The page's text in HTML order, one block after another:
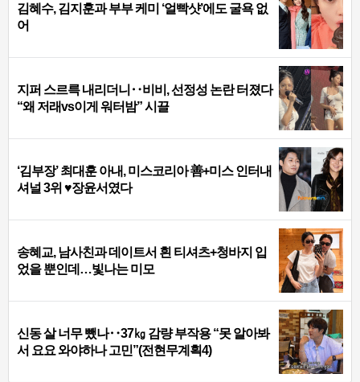
김혜수, 김지훈과 부부 케미 ‘얼빡샷’에도 굴욕 없
어
지퍼 스르륵 내리더니‥비비, 선정성 논란 터졌다
“왜 저래vs이게 워터밤” 시끌
‘김부장’ 최대훈 아내, 미스코리아 善+미스 인터내
셔널 3위 ♥장윤서였다
송혜교, 남사친과 데이트서 흰 티셔츠+청바지 입
었을 뿐인데…빛나는 미모
신동 살 너무 뺐나‥37㎏ 감량 부작용 “못 알아봐
서 요요 와야하나 고민”(전현무계획4)